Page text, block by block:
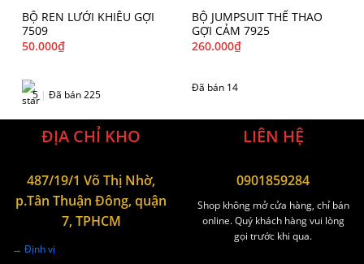
BỘ REN LƯỚI KHIÊU GỢI
7509
50.000₫
5 | Đã bán 225
BỘ JUMPSUIT THỂ THAO
GỢI CẢM 7925
260.000₫
Đã bán 14
ĐỊA CHỈ KHO
487/19/1 Võ Thị Nhờ,
p.Tân Thuận Đông, quận
7, TPHCM
→ Định vị
LIÊN HỆ
0901859284
Shop không mở cửa hàng, chỉ bán
online. Quý khách hàng vui lòng
gọi trước khi qua.